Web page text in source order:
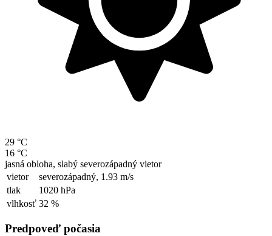
29 °C
16 °C
jasná obloha, slabý severozápadný vietor
vietor
severozápadný, 1.93 m/s
tlak
1020 hPa
vlhkosť 32 %
Predpoveď počasia